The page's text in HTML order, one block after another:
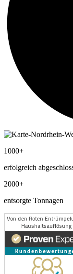
1000+
erfolgreich
2000+
entsorgte Tonnagen